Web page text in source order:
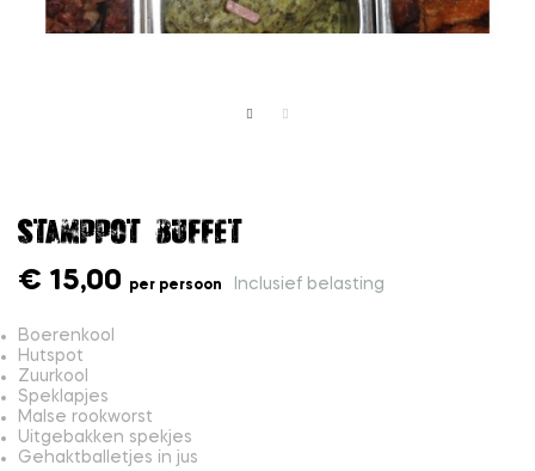
Stamppot buffet
€ 15,00 per persoon Inclusief belasting
Boerenkool
Hutspot
Zuurkool
Speklapjes
Malse rookworst
Uitgebakken spekjes
Gehaktballetjes in jus